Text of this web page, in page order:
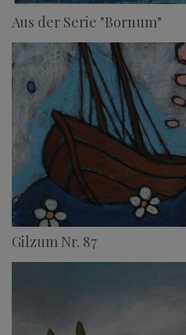
Aus der Serie "Bornum"
Gilzum Nr. 87